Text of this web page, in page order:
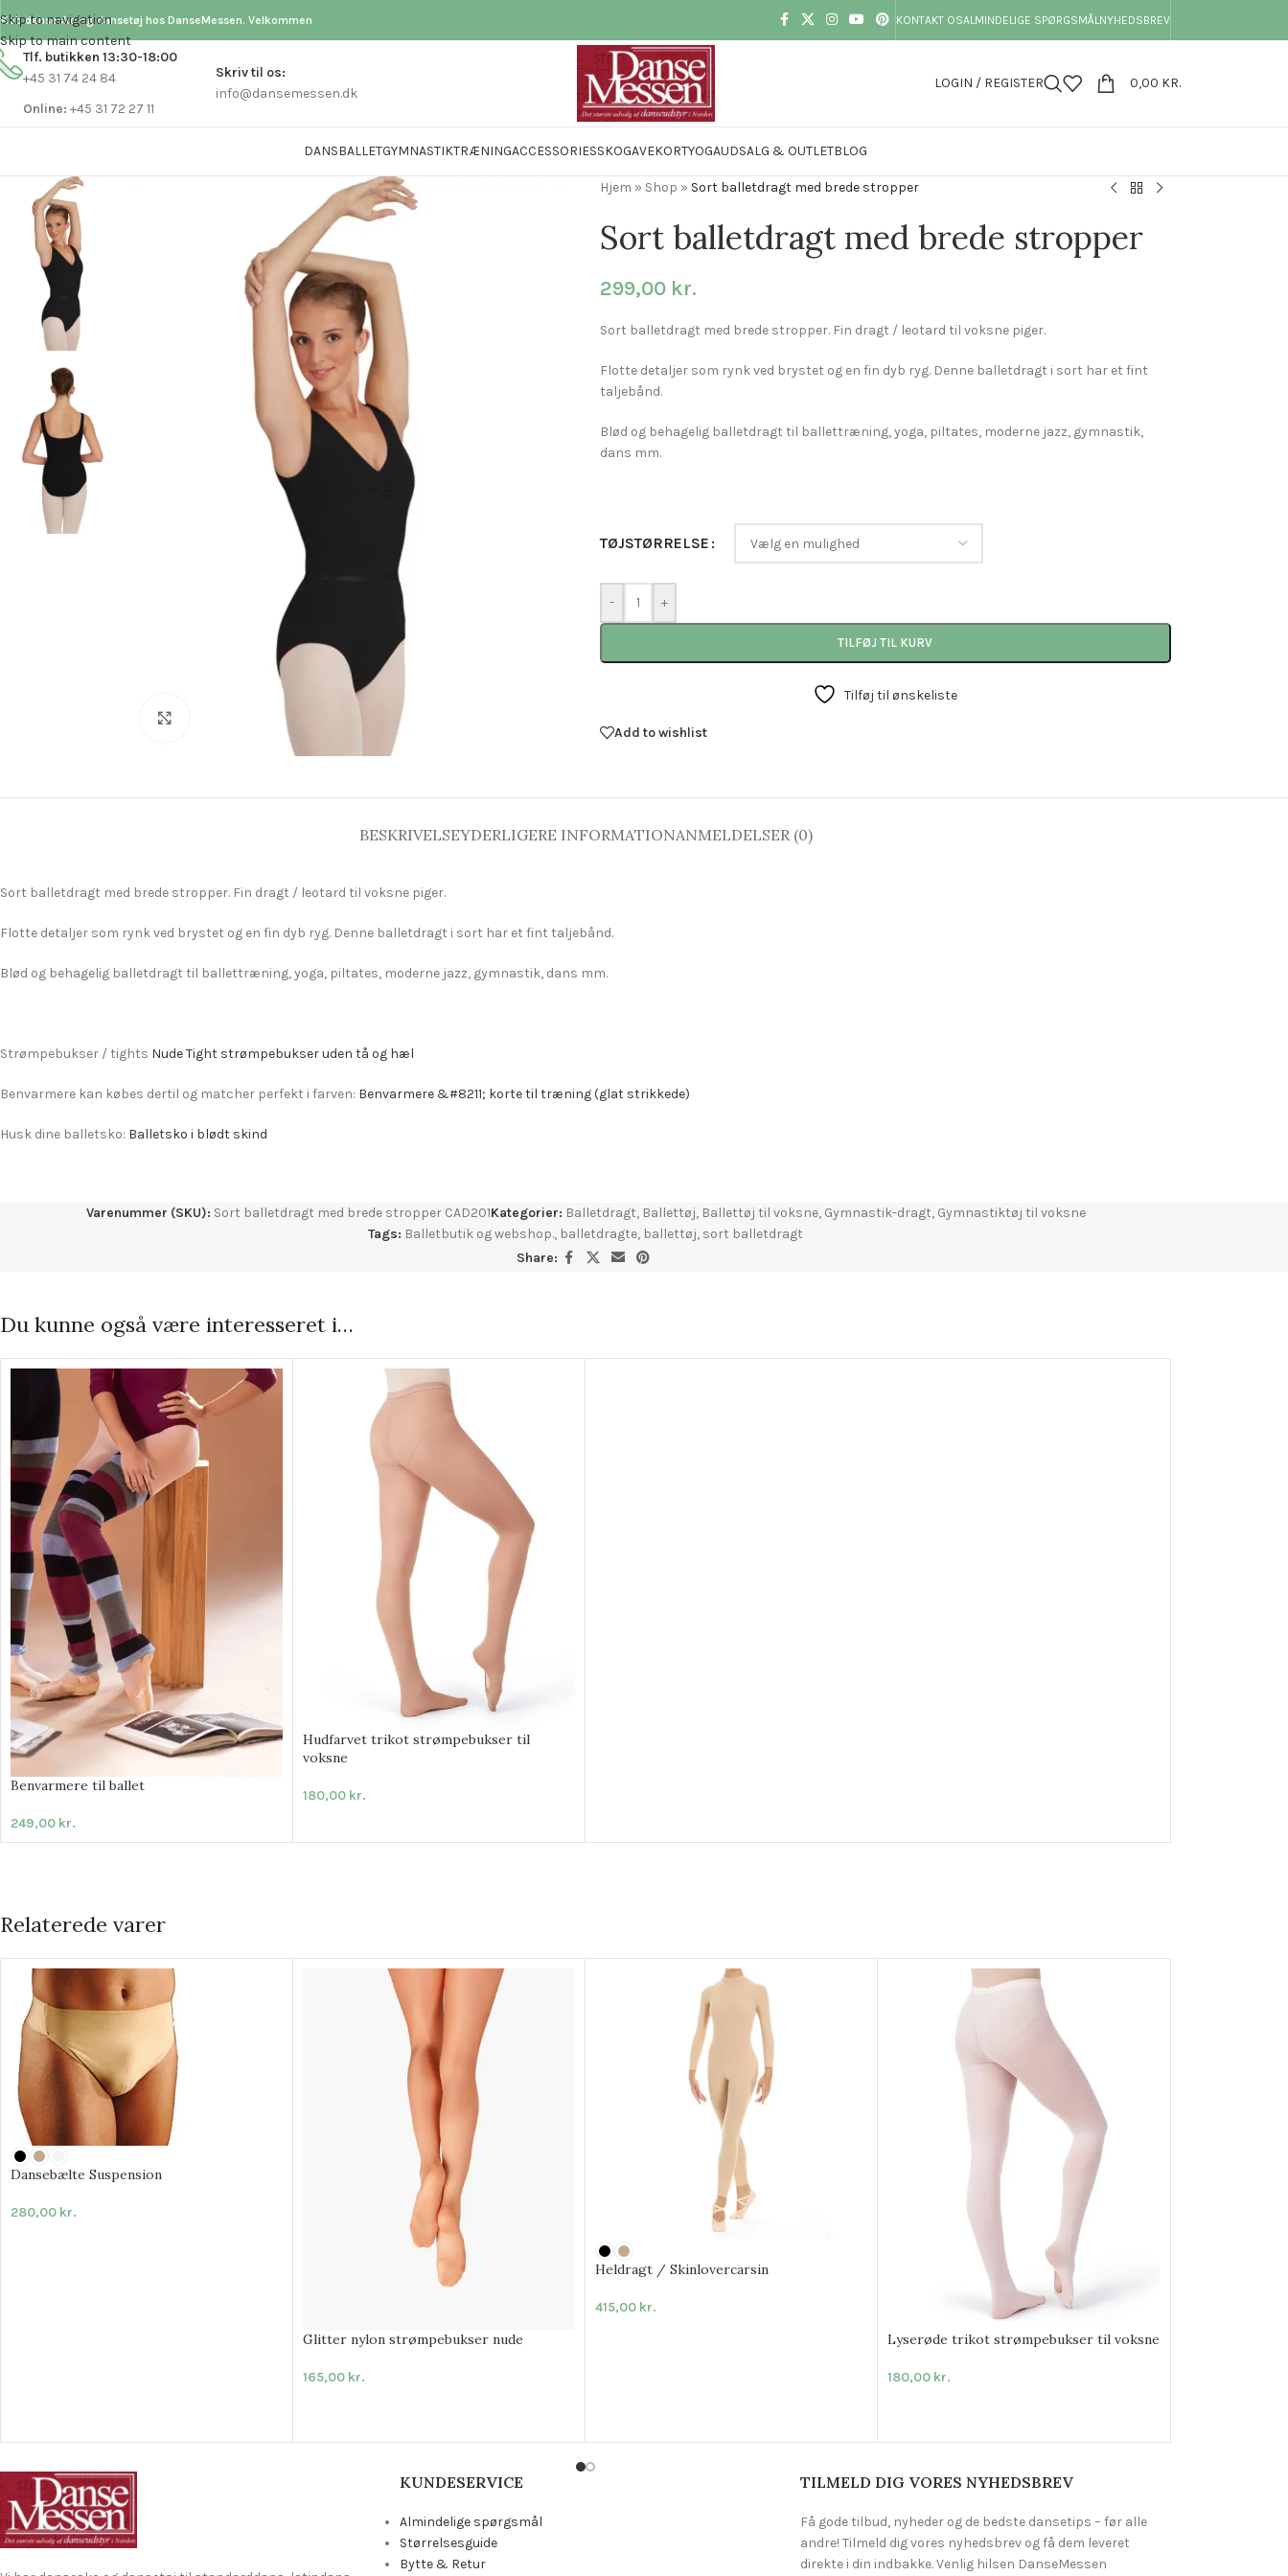
Skip to navigation
Skip to main content
Køb dansesko og dansetøj hos DanseMessen. Velkommen KONTAKT OSALMINDELIGE SPØRGSMÅLNYHEDSBREV
Tlf. butikken 13:30-18:00
+45 31 74 24 84
Online: +45 31 72 27 11
Skriv til os:
info@dansemessen.dk
LOGIN / REGISTER 0,00 KR.
DANSBALLETGYMNASTIKTRÆNINGACCESSORIESSKOGAVEKORTYOGAUDSALG & OUTLETBLOG
Hjem » Shop » Sort balletdragt med brede stropper
Sort balletdragt med brede stropper
299,00 kr.
Sort balletdragt med brede stropper. Fin dragt / leotard til voksne piger.
Flotte detaljer som rynk ved brystet og en fin dyb ryg. Denne balletdragt i sort har et fint
taljebånd.
Blød og behagelig balletdragt til ballettræning, yoga, piltates, moderne jazz, gymnastik,
dans mm.
TØJSTØRRELSE
- +
TILFØJ TIL KURV
Tilføj til ønskeliste
Add to wishlist
BESKRIVELSEYDERLIGERE INFORMATIONANMELDELSER (0)
Sort balletdragt med brede stropper. Fin dragt / leotard til voksne piger.
Flotte detaljer som rynk ved brystet og en fin dyb ryg. Denne balletdragt i sort har et fint taljebånd.
Blød og behagelig balletdragt til ballettræning, yoga, piltates, moderne jazz, gymnastik, dans mm.
Strømpebukser / tights Nude Tight strømpebukser uden tå og hæl
Benvarmere kan købes dertil og matcher perfekt i farven: Benvarmere &#8211; korte til træning (glat strikkede)
Husk dine balletsko: Balletsko i blødt skind
Varenummer (SKU): Sort balletdragt med brede stropper CAD201Kategorier: Balletdragt, Ballettøj, Ballettøj til voksne, Gymnastik-dragt, Gymnastiktøj til voksne
Tags: Balletbutik og webshop., balletdragte, ballettøj, sort balletdragt
Share:
Du kunne også være interesseret i…
Benvarmere til ballet
249,00 kr.
Hudfarvet trikot strømpebukser til
voksne
180,00 kr.
Relaterede varer
Dansebælte Suspension
280,00 kr.
Glitter nylon strømpebukser nude
165,00 kr.
Heldragt / Skinlovercarsin
415,00 kr.
Lyserøde trikot strømpebukser til voksne
180,00 kr.
KUNDESERVICE
Almindelige spørgsmål
Størrelsesguide
Bytte & Retur
TILMELD DIG VORES NYHEDSBREV
Få gode tilbud, nyheder og de bedste dansetips – før alle
andre! Tilmeld dig vores nyhedsbrev og få dem leveret
direkte i din indbakke. Venlig hilsen DanseMessen